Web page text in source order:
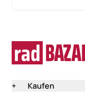
+
Kaufen